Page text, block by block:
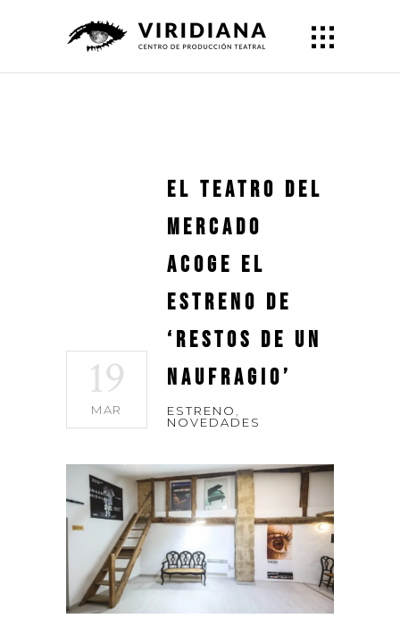
19
MAR
El Teatro del
Mercado
acoge el
estreno de
‘Restos de un
naufragio’
ESTRENO
NOVEDADES